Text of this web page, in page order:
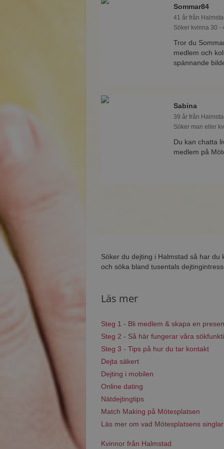
Sommar84
41 år från
Söker kvinna 30 -
Tror du
medlem och
spännande
Sabina
39 år från
Söker man eller
Du kan chatta
medlem på
Söker du dejting i Halmstad så har
och söka bland tusentals
Läs mer
Steg 1 - Bli medlem & skapa en
Steg 2 - Så här fungerar våra
Steg 3 - Tips på hur du tar kontakt
Dejta säkert
Dejting i mobilen
Online dating
Nätdejtingtips
Match Making på Mötesplatsen
Läs mer om vad Mötesplatsens
Kvinnor från Halmstad